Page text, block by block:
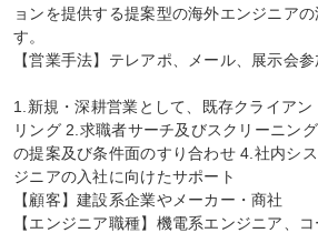
ョンを提供する提案型の海外エンジニア
す。
【営業手法】テレアポ、メール、展示会参
1.新規・深耕営業として、既存クライア
リング 2.求職者サーチ及びスクリーニン
の提案及び条件面のすり合わせ 4.社内シ
ジニアの入社に向けたサポート
【顧客】建設系企業やメーカー・商社
【エンジニア職種】機電系エンジニア、